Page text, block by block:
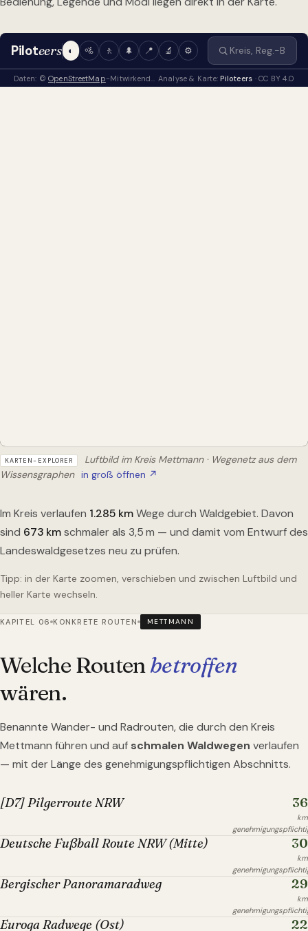
KARTEN-EXPLORER
Luftbild im Kreis Mettmann · Wegenetz aus dem
Wissensgraphen in groß öffnen ↗
Im Kreis verlaufen 1.285 kmWege durch Waldgebiet. Davon
sind 673 kmschmaler als 3,5 m — und damit vom Entwurf des
Landeswaldgesetzes neu zu prüfen.
Tipp: in der Karte zoomen, verschieben und zwischen Luftbild und
heller Karte wechseln.
KAPITEL 06 KONKRETE ROUTEN METTMANN
Welche Routenbetroffen
wären.
Benannte Wander- und Radrouten, die durch den Kreis
Mettmann führen und auf schmalen Waldwegen verlaufen
— mit der Länge des genehmigungspflichtigen Abschnitts.
[D7] Pilgerroute NRW 36
km
Deutsche Fußball Route NRW (Mitte) 30
km
Bergischer Panoramaradweg 29
km
Euroga Radwege (Ost) 22